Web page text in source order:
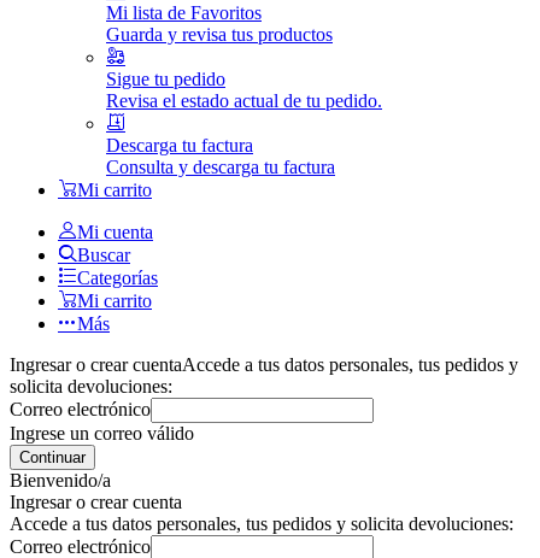
Mi lista de Favoritos
Guarda y revisa tus productos
Sigue tu pedido
Revisa el estado actual de tu pedido.
Descarga tu factura
Consulta y descarga tu factura
Mi carrito
Mi cuenta
Buscar
Categorías
Mi carrito
Más
Ingresar o crear cuentaAccede a tus datos personales, tus pedidos y
solicita devoluciones:
Correo electrónico
Ingrese un correo válido
Continuar
Bienvenido/a
Ingresar o crear cuenta
Accede a tus datos personales, tus pedidos y solicita devoluciones:
Correo electrónico